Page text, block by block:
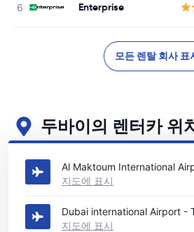
Enterprise
모든 렌탈 회사 표
두바이의 렌터카 위
두바이의 주요 렌터카 영업소 보기
Al Maktoum International
지도에 표시
Dubai international Airport -
지도에 표시